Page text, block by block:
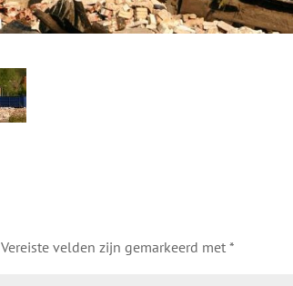
Vereiste velden zijn gemarkeerd met*